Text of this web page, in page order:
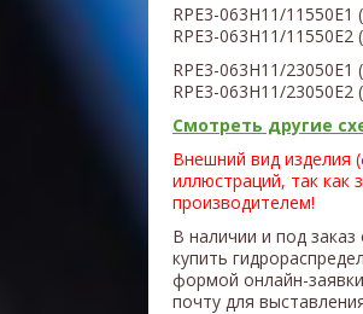
RPE3-063H11/11550E1 (
RPE3-063H11/11550E2 (
RPE3-063H11/23050E1
RPE3-063H11/23050E2
Смотреть другие
Внешний вид изделия
иллюстраций, так как
производителем!
В наличии и под
купить
формой онлайн-
почту для